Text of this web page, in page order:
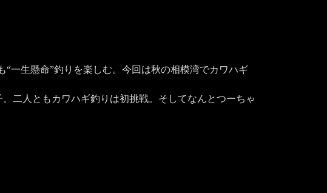
一生懸命”釣りを楽しむ。今回は秋の相模湾でカワハギ
二人ともカワハギ釣りは初挑戦。そしてなんとつーちゃ